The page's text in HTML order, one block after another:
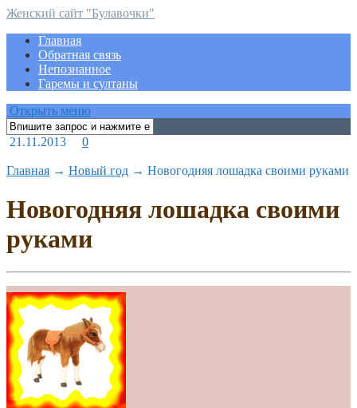
Женский сайт "Булавочки"
Главная
Обратная связь
Непознанное
Гаремы и султаны
Открыть меню
21.11.2013 0
Главная → Новый год → Новогодняя лошадка своими руками
Новогодняя лошадка своими
руками